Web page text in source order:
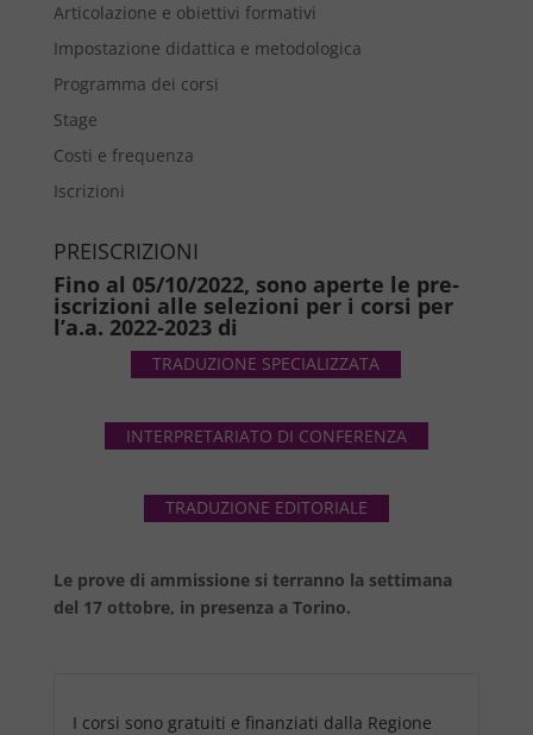
Articolazione e obiettivi formativi
Impostazione didattica e metodologica
Programma dei corsi
Stage
Costi e frequenza
Iscrizioni
PREISCRIZIONI
Fino al 05/10/2022, sono aperte le pre-
iscrizioni alle selezioni per i corsi per
l’a.a. 2022-2023 di
TRADUZIONE SPECIALIZZATA
INTERPRETARIATO DI CONFERENZA
TRADUZIONE EDITORIALE
Le prove di ammissione si terranno la settimana
del 17 ottobre, in presenza a Torino.
I corsi sono gratuiti e finanziati dalla Regione